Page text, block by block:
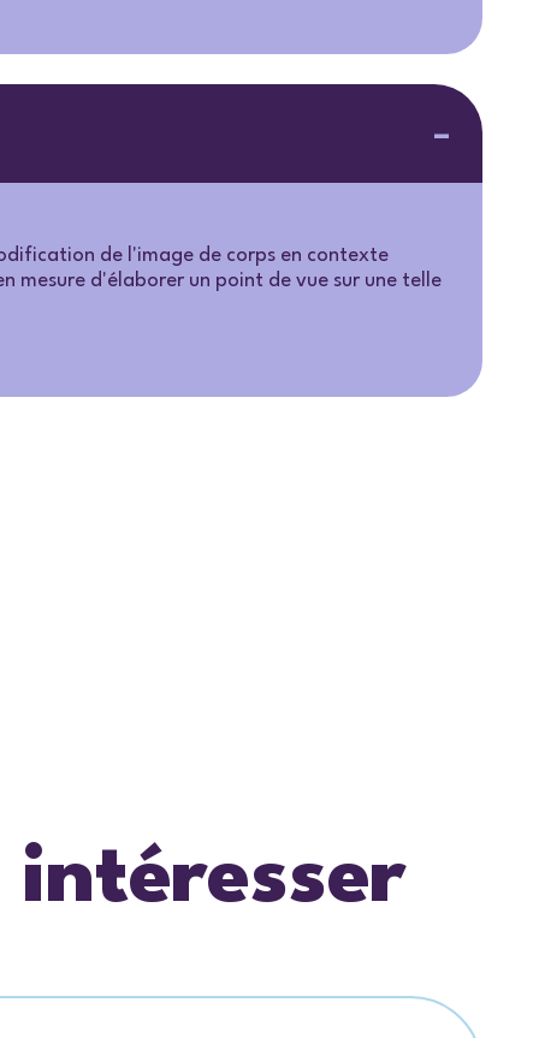
de l'image de corps en contexte
mesure d'élaborer un point de vue sur une telle